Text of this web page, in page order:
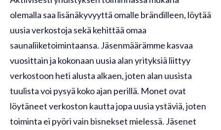
olemalla saa lisänäkyvyyttä omalle brändilleen, löytää
uusia verkostoja sekä kehittää omaa
saunaliiketoimintaansa. Jäsenmäärämme kasvaa
vuosittain ja kokonaan uusia alan yrityksiä liittyy
verkostoon heti alusta alkaen, joten alan uusista
tuulista voi pysyä koko ajan perillä. Monet ovat
löytäneet verkoston kautta jopa uusia ystäviä, joten
toiminta ei pyöri vain bisnekset mielessä. Jäsenet